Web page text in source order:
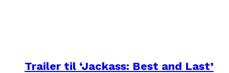
Trailer til ‘Jackass: Best and Last’